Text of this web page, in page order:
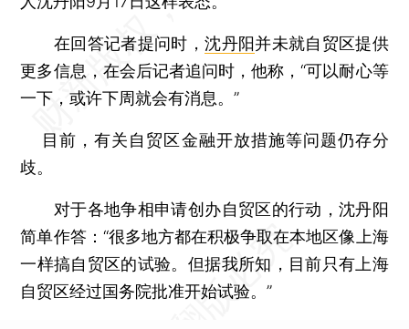
在回答记者提问时，沈丹阳并未就自贸区提供
更多信息，在会后记者追问时，他称，“可以耐心等
一下，或许下周就会有消息。”
目前，有关自贸区金融开放措施等问题仍存分
歧。
对于各地争相申请创办自贸区的行动，沈丹阳
简单作答：“很多地方都在积极争取在本地区像上海
一样搞自贸区的试验。但据我所知，目前只有上海
自贸区经过国务院批准开始试验。”